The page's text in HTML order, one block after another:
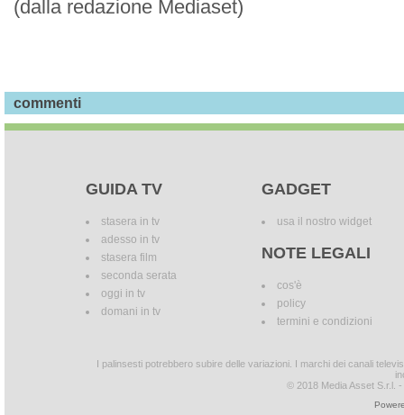
(dalla redazione Mediaset)
commenti
GUIDA TV
stasera in tv
adesso in tv
stasera film
seconda serata
oggi in tv
domani in tv
GADGET
usa il nostro widget
NOTE LEGALI
cos'è
policy
termini e condizioni
I palinsesti potrebbero subire delle variazioni. I marchi dei canali
© 2018 Media Asset S.r.l.